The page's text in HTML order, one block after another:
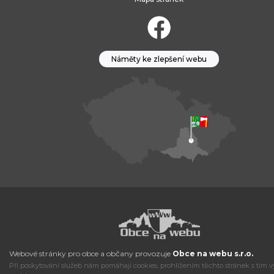
Náměty ke zlepšení webu
Webové stránky pro obce a občany provozuje Obce na webu s.r.o.
Při poskytování služeb nám pomáhají cookies, prohlížením těchto stránek s tím